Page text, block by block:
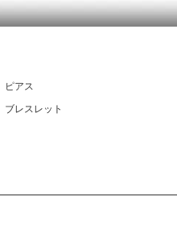
ピアス
ブレスレット